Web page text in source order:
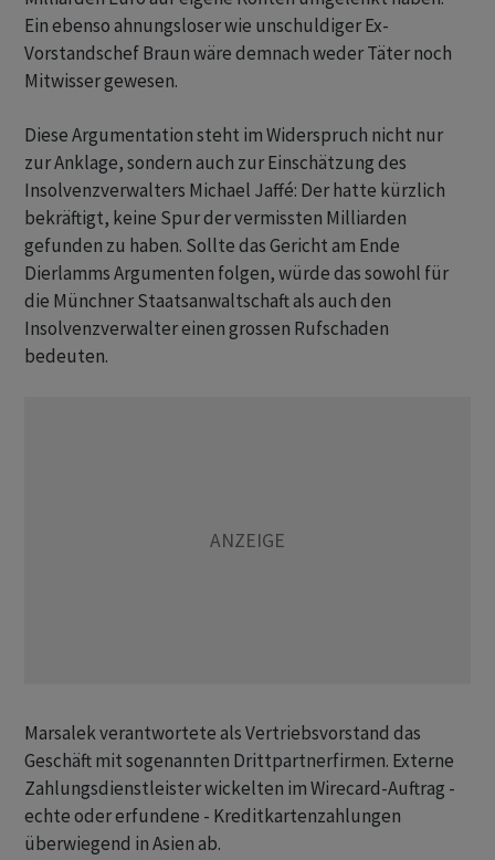
Ein ebenso ahnungsloser wie unschuldiger Ex-
Vorstandschef Braun wäre demnach weder Täter noch
Mitwisser gewesen.
Diese Argumentation steht im Widerspruch nicht nur
zur Anklage, sondern auch zur Einschätzung des
Insolvenzverwalters Michael Jaffé: Der hatte kürzlich
bekräftigt, keine Spur der vermissten Milliarden
gefunden zu haben. Sollte das Gericht am Ende
Dierlamms Argumenten folgen, würde das sowohl für
die Münchner Staatsanwaltschaft als auch den
Insolvenzverwalter einen grossen Rufschaden
bedeuten.
Marsalek verantwortete als Vertriebsvorstand das
Geschäft mit sogenannten Drittpartnerfirmen. Externe
Zahlungsdienstleister wickelten im Wirecard-Auftrag -
echte oder erfundene - Kreditkartenzahlungen
überwiegend in Asien ab.